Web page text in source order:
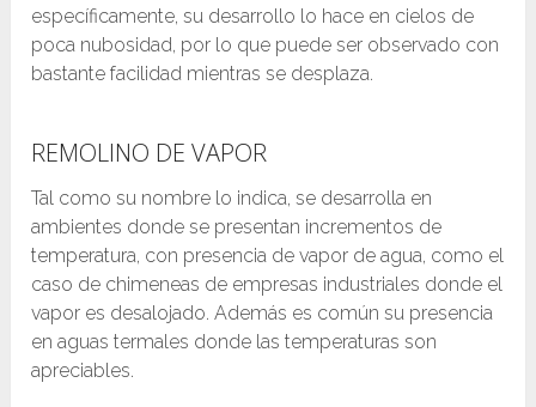
específicamente, su desarrollo lo hace en cielos de
poca nubosidad, por lo que puede ser observado con
bastante facilidad mientras se desplaza.
REMOLINO DE VAPOR
Tal como su nombre lo indica, se desarrolla en
ambientes donde se presentan incrementos de
temperatura, con presencia de vapor de agua, como el
caso de chimeneas de empresas industriales donde el
vapor es desalojado. Además es común su presencia
en aguas termales donde las temperaturas son
apreciables.